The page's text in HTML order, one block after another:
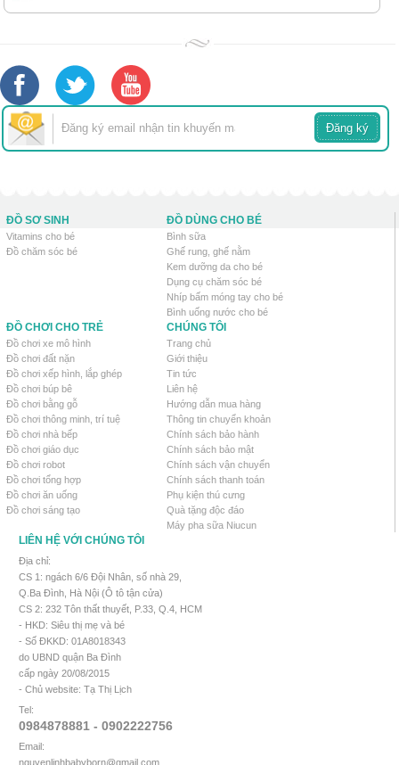
ĐỒ SƠ SINH
Vitamins cho bé
Đồ chăm sóc bé
ĐỒ DÙNG CHO BÉ
Bình sữa
Ghế rung, ghế nằm
Kem dưỡng da cho bé
Dụng cụ chăm sóc bé
Nhíp bấm móng tay cho bé
Bình uống nước cho bé
ĐỒ CHƠI CHO TRẺ
Đồ chơi xe mô hình
Đồ chơi đất nặn
Đồ chơi xếp hình, lắp ghép
Đồ chơi búp bê
Đồ chơi bằng gỗ
Đồ chơi thông minh, trí tuệ
Đồ chơi nhà bếp
Đồ chơi giáo dục
Đồ chơi robot
Đồ chơi tổng hợp
Đồ chơi ăn uống
Đồ chơi sáng tạo
CHÚNG TÔI
Trang chủ
Giới thiệu
Tin tức
Liên hệ
Hướng dẫn mua hàng
Thông tin chuyển khoản
Chính sách bảo hành
Chính sách bảo mật
Chính sách vận chuyển
Chính sách thanh toán
Phụ kiện thú cưng
Quà tặng độc đáo
Máy pha sữa Niucun
LIÊN HỆ VỚI CHÚNG TÔI
Địa chỉ:
CS 1: ngách 6/6 Đội Nhân, số nhà 29,
Q.Ba Đình, Hà Nội (Ô tô tận cửa)
CS 2: 232 Tôn thất thuyết, P.33, Q.4, HCM
- HKD: Siêu thị mẹ và bé
- Số ĐKKD: 01A8018343
do UBND quận Ba Đình
cấp ngày 20/08/2015
- Chủ website: Tạ Thị Lịch
Tel:
0984878881 - 0902222756
Email:
nguyenlinhbabyborn@gmail.com